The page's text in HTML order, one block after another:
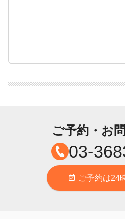
ご予約・お
03-
event_available ご予約は24